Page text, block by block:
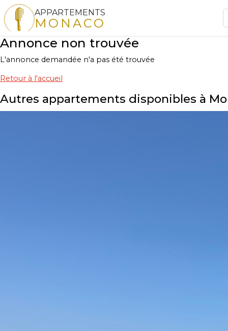
APPARTEMENTS
MONACO
Annonce non trouvée
L'annonce demandée n'a pas été trouvée
Retour à l'accueil
Autres appartements disponibles à